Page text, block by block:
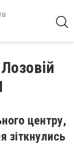
центру,
зіткнулись